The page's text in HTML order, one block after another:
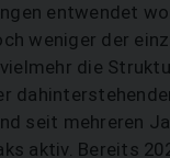
entwendet
weniger der
die
seit mehreren
aktiv. Bereits